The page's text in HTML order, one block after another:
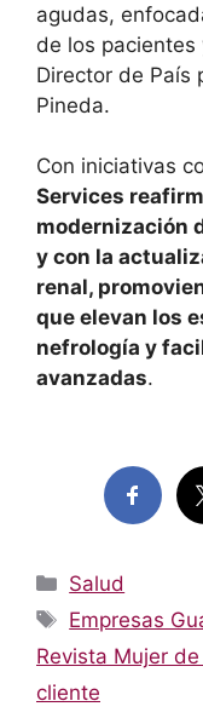
agudas,
de los pacientes
Director de País
Pineda.
Con iniciativas
Services
modernización
y con la
renal,
que elevan los
nefrología y
avanzadas.
Categorías
Salud
Etiquetas
Empresas
Revista Mujer
cliente